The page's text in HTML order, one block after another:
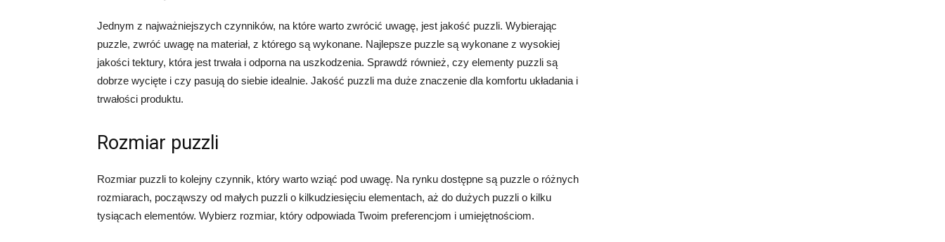
Jednym z najważniejszych czynników, na które warto zwrócić uwagę, jest jakość puzzli. Wybierając
puzzle, zwróć uwagę na materiał, z którego są wykonane. Najlepsze puzzle są wykonane z wysokiej
jakości tektury, która jest trwała i odporna na uszkodzenia. Sprawdź również, czy elementy puzzli są
dobrze wycięte i czy pasują do siebie idealnie. Jakość puzzli ma duże znaczenie dla komfortu układania i
trwałości produktu.
Rozmiar puzzli
Rozmiar puzzli to kolejny czynnik, który warto wziąć pod uwagę. Na rynku dostępne są puzzle o różnych
rozmiarach, począwszy od małych puzzli o kilkudziesięciu elementach, aż do dużych puzzli o kilku
tysiącach elementów. Wybierz rozmiar, który odpowiada Twoim preferencjom i umiejętnościom.